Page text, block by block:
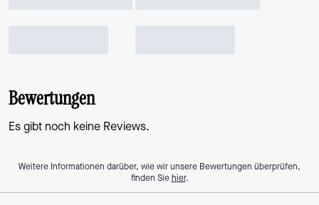
Bewertungen
Es gibt noch keine Reviews.
Weitere Informationen darüber, wie wir unsere Bewertungen überprüfen,
finden Siehier.